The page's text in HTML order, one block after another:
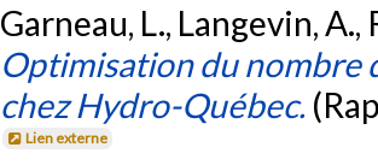
Garneau, L., Langevin,
Optimisation du nombre
chez Hydro-Québec.
Lien externe